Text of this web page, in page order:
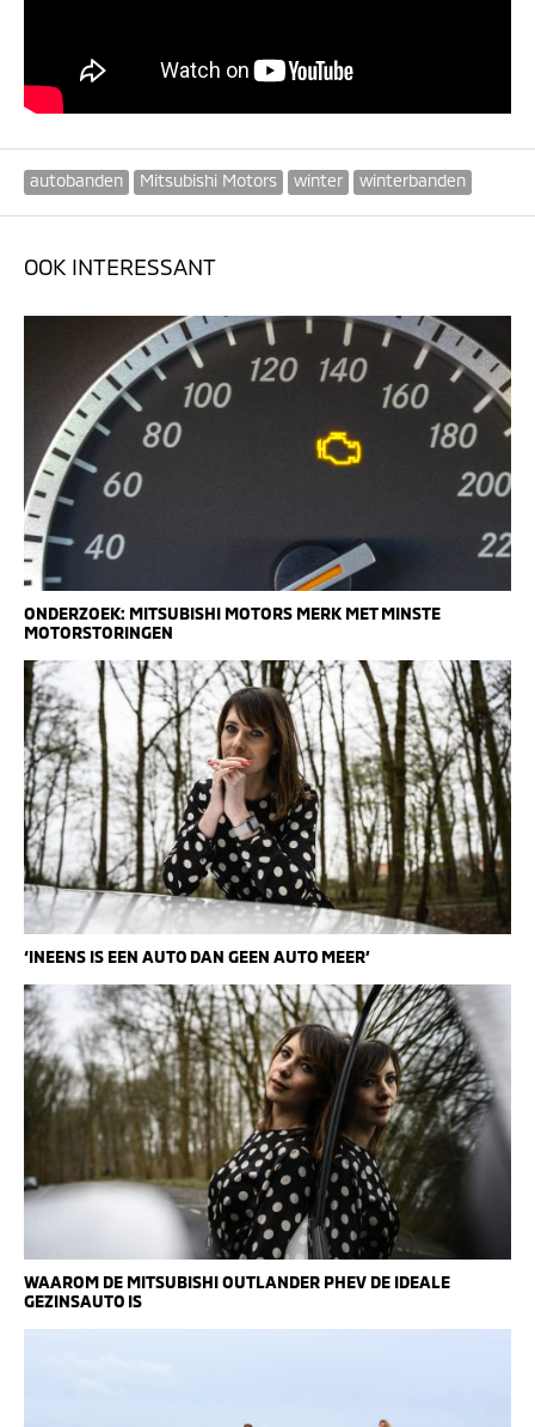
autobanden Mitsubishi Motors winter winterbanden
OOK INTERESSANT
ONDERZOEK: MITSUBISHI MOTORS MERK MET MINSTE
MOTORSTORINGEN
‘INEENS IS EEN AUTO DAN GEEN AUTO MEER’
WAAROM DE MITSUBISHI OUTLANDER PHEV DE IDEALE
GEZINSAUTO IS